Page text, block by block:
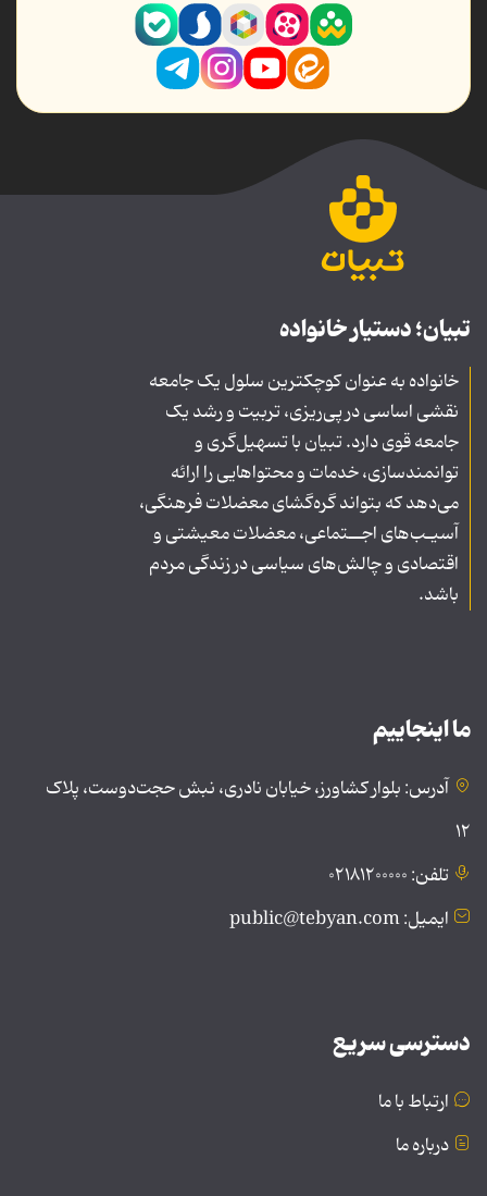
تبیان؛ دستیار خانواده
خانواده به عنوان کوچکترین سلول یک جامعه
نقشی اساسی در پی‌ریزی، تربیت و رشد یک
جامعه قوی دارد. تبیان با تسهیل‌گری و
توانمندسازی، خدمات و محتواهایی را ارائه
می‌دهد که بتواند گره‌گشای معضلات فرهنگی،
آسیـب‌های اجــتماعی، معضلات معیشتی و
اقتصادی و چالش‌های سیاسی در زندگی مردم
باشد.
ما اینجاییم
آدرس: بلوار کشاورز، خیابان نادری، نبش حجت‌دوست، پلاک
۱۲
تلفن: ۰۲۱۸۱۲۰۰۰۰۰
ایمیل: public@tebyan.com
دسترسی سریع
ارتباط با ما
درباره ما